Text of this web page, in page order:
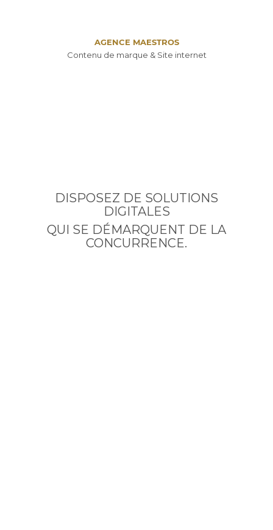
AGENCE MAESTROS
Contenu de marque & Site internet
DISPOSEZ DE SOLUTIONS
DIGITALES
QUI SE DÉMARQUENT DE LA
CONCURRENCE.